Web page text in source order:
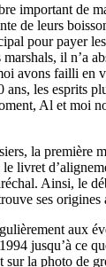
important de
de leurs
pour payer
il n’a
avons failli en
ans, les esprits
Al et moi
la première
livret
Ainsi, le
ses origines
aux
jusqu’à ce
sur la photo de